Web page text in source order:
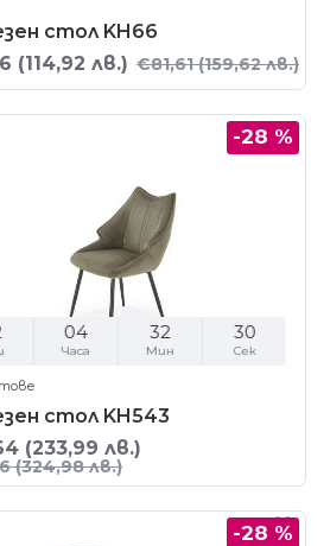
стол KH66
(114,92 лв.) €81,61(159,62 лв.)
-28 %
04
Часа
32
Мин
29
Сек
стол KH543
(233,99 лв.)
(324,98 лв.)
-28 %